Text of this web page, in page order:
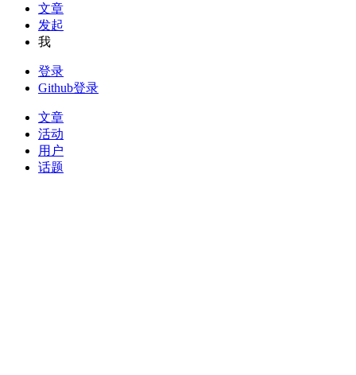
文章
发起
我
登录
Github登录
文章
活动
用户
话题